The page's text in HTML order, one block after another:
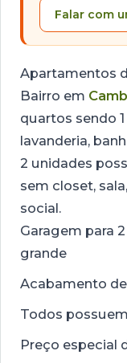
Falar com
Apartamentos
Bairro em
quartos sendo
lavanderia,
2 unidades
sem closet,
social.
Garagem para
grande
Acabamento
Todos
Preço especial